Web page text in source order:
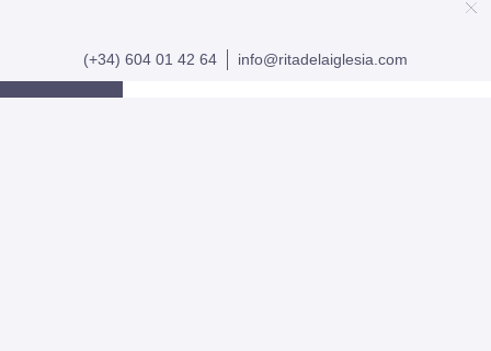
(+34) 604 01 42 64 info@ritadelaiglesia.com